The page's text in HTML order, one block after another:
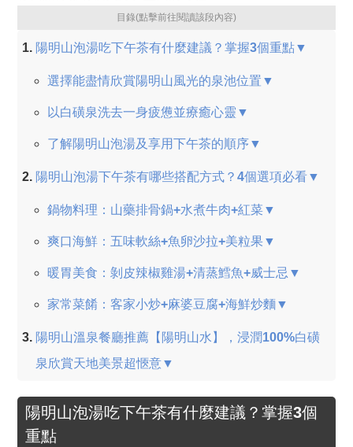
目錄(點擊前往閱讀該段內容)
陽明山泡湯吃下午茶有什麼建議？掌握3個重點▼
選擇能盡情欣賞陽明山風光的泉池位置▼
以白磺泉洗去一身疲憊並療癒心靈▼
了解陽明山泡湯及享用下午茶的順序▼
陽明山泡湯下午茶有哪些搭配方式？4個選項必看▼
鍋物料理：山藥排骨鍋+水煮牛肉+紅菜▼
爽口海鮮：五味軟絲+魚卵沙拉+美粒果▼
暖胃美食：剝皮辣椒雞湯+清蒸鱈魚+威士忌▼
家常菜餚：客家小炒+麻婆豆腐+海鮮炒麵▼
陽明山溫泉餐廳推薦【陽明山水】，浸潤100%白磺
泉欣賞天地美景超愜意▼
陽明山泡湯吃下午茶有什麼建議？掌握3個
重點